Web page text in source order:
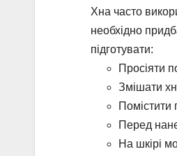
Хна часто
необхідно
підготувати:
Просіяти
Змішати
Помістити
Перед
На шкірі